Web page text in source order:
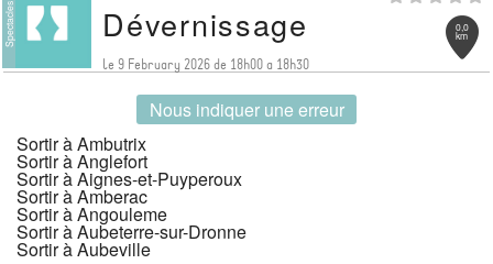
Spectacles Dévernissage
le 9 February 2026 de 18h00 a 18h30
0,0
km
Nous indiquer une erreur
Sortir à Ambutrix
Sortir à Anglefort
Sortir à Aignes-et-Puyperoux
Sortir à Amberac
Sortir à Angouleme
Sortir à Aubeterre-sur-Dronne
Sortir à Aubeville